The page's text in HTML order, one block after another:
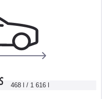
468 l / 1 616 l